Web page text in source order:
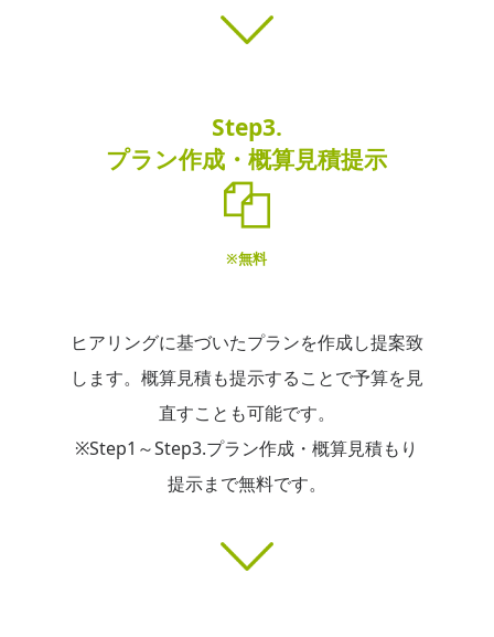
Step3.
プラン作成・概算見積提示
※無料
ヒアリングに基づいたプランを作成し提案致
します。概算見積も提示することで予算を見
直すことも可能です。
※Step1～Step3.プラン作成・概算見積もり
提示まで無料です。